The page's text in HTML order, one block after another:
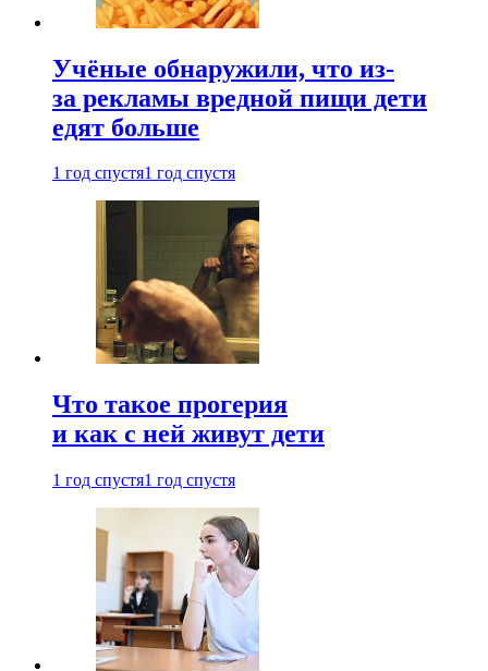
Учёные обнаружили, что из-
за рекламы вредной пищи дети
едят больше
1 год спустя1 год спустя
Что такое прогерия
и как с ней живут дети
1 год спустя1 год спустя